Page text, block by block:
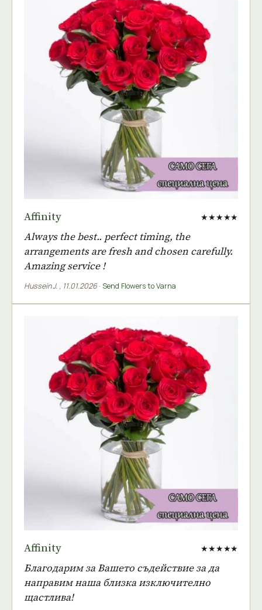
Affinity ★★★★★
Always the best.. perfect timing, the
arrangements are fresh and chosen carefully.
Amazing service !
Hussein J. , 11.01.2026 · Send Flowers to Varna
Affinity ★★★★★
Благодарим за Вашето съдействие за да
направим наша близка изключително
щастлива!